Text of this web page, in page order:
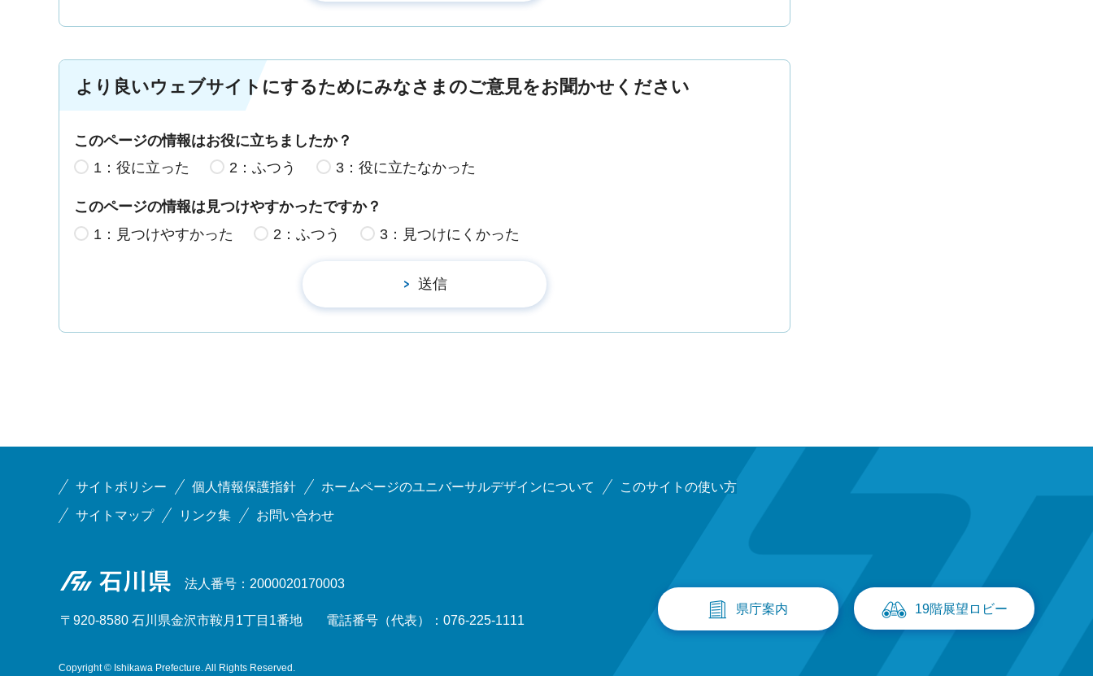
より良いウェブサイトにするためにみなさまのご意見をお聞かせください
このページの情報はお役に立ちましたか？
1：役に立った
2：ふつう 3：役に立たなかった
このページの情報は見つけやすかったですか？
1：見つけやすかった
2：ふつう 3：見つけにくかった
サイトポリシー 個人情報保護指針 ホームページのユニバーサルデザインについて このサイトの使い方
サイトマップ リンク集 お問い合わせ
石川県 法人番号：2000020170003
〒920-8580 石川県金沢市鞍月1丁目1番地 電話番号（代表）：076-225-1111
県庁案内 19階展望ロビー
Copyright © Ishikawa Prefecture. All Rights Reserved.